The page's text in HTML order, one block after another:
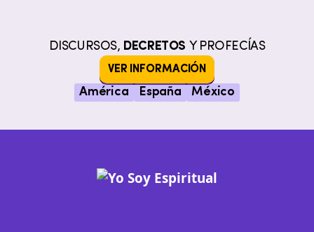
DISCURSOS, DECRETOS Y PROFECÍAS
VER INFORMACIÓN
América España México